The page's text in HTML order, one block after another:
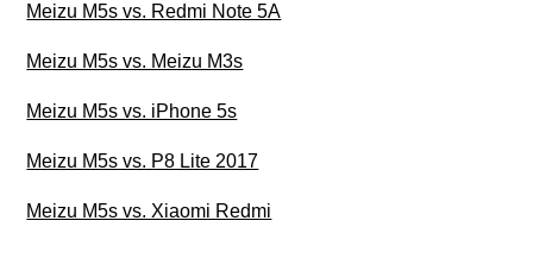
Meizu M5s vs. Redmi Note 5A
Meizu M5s vs. Meizu M3s
Meizu M5s vs. iPhone 5s
Meizu M5s vs. P8 Lite 2017
Meizu M5s vs. Xiaomi Redmi